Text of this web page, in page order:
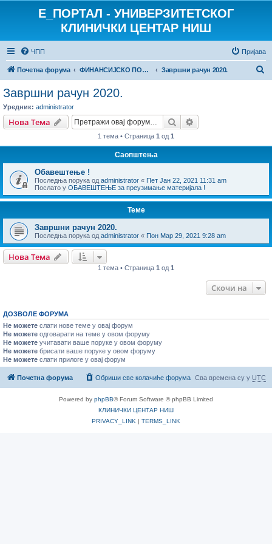
E_ПОРТАЛ - УНИВЕРЗИТЕТСКОГ
КЛИНИЧКИ ЦЕНТАР НИШ
ЧПП Пријава
Почетна форума ФИНАНСИЈСКО ПОСЛОВАЊЕ Завршни рачун 2020.
Завршни рачун 2020.
Уредник: administrator
Нова Тема Претрага
1 тема • Страница 1 од 1
Саопштења
Обавештење !
Последња порука од administrator « Пет Јан 22, 2021 11:31 am
Послато у ОБАВЕШТЕЊЕ за преузимање материјала !
Теме
Завршни рачун 2020.
Последња порука од administrator « Пон Мар 29, 2021 9:28 am
Нова Тема
1 тема • Страница 1 од 1
Скочи на
ДОЗВОЛЕ ФОРУМА
Не можете слати нове теме у овај форум
Не можете одговарати на теме у овом форуму
Не можете учитавати ваше поруке у овом форуму
Не можете брисати ваше поруке у овом форуму
Не можете слати прилоге у овај форум
Почетна форума Сва времена су у UTC
Обриши све колачиће форума
Powered by phpBB® Forum Software © phpBB Limited
КЛИНИЧКИ ЦЕНТАР НИШ
PRIVACY_LINK | TERMS_LINK